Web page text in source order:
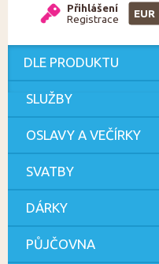
Přihlášení
Registrace
EUR
DLE PRODUKTU
SLUŽBY
OSLAVY A VEČÍRKY
SVATBY
DÁRKY
PŮJČOVNA